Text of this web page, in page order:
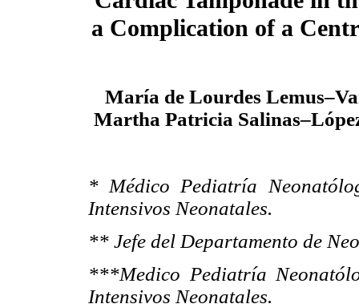
a Complication of a
María de Lourdes
Martha Patricia
* Médico Pediatría
Intensivos Neonatales.
** Jefe del Departamento de
***Medico Pediatría
Intensivos Neonatales.